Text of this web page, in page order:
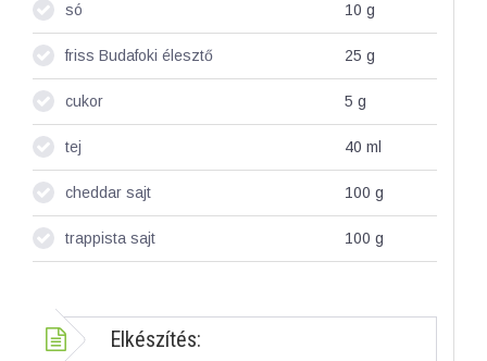
só 10 g
friss Budafoki élesztő 25 g
cukor 5 g
tej 40 ml
cheddar sajt 100 g
trappista sajt 100 g
Elkészítés: